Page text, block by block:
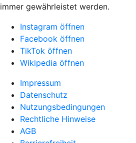
immer gewährleistet werden.
Instagram öffnen
Facebook öffnen
TikTok öffnen
Wikipedia öffnen
Impressum
Datenschutz
Nutzungsbedingungen
Rechtliche Hinweise
AGB